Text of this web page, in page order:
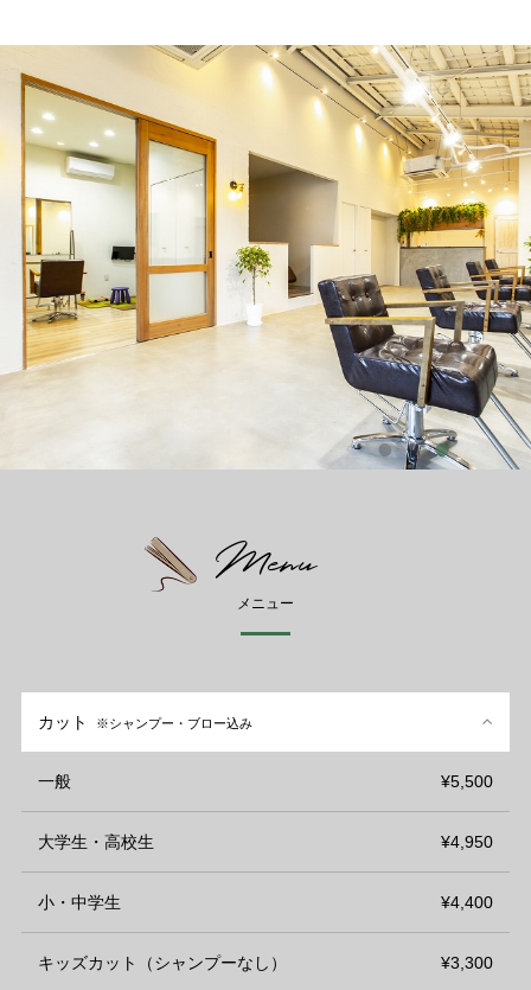
Menu
メニュー
カット ※シャンプー・ブロー込み
一般 ¥5,500
大学生・高校生 ¥4,950
小・中学生 ¥4,400
キッズカット（シャンプーなし） ¥3,300